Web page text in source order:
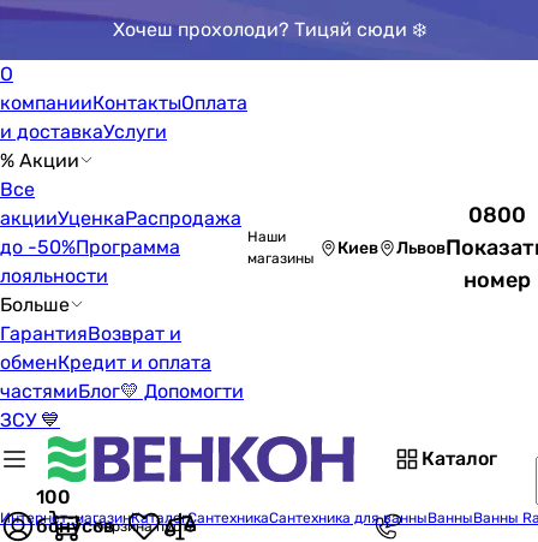
Хочеш прохолоди? Тицяй сюди ❄️
О
компанииКонтактыОплата
и доставкаУслуги
% Акции
Все
акцииУценкаРаспродажа
до -50%Программа
лояльности
Больше
ГарантияВозврат и
обменКредит и оплата
частямиБлог💛 Допомогти
ЗСУ 💙
Наши
магазины
Киев Львов
0800
номер
Каталог
100
бонусовКорзина пуста
Интернет-магазинКаталогСантехникаСантехника для ванныВанныВанны